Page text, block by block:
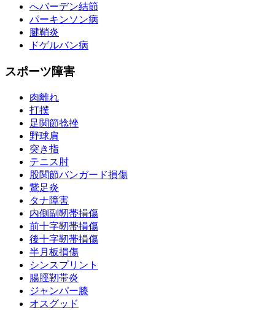
へバーデン結節
パーキンソン病
腱鞘炎
ドゲルバン病
スポーツ障害
肉離れ
打撲
足関節捻挫
野球肩
突き指
テニス肘
股関節バンガード損傷
鵞足炎
タナ障害
内側副靭帯損傷
前十字靭帯損傷
後十字靭帯損傷
半月板損傷
シンスプリント
腸脛靭帯炎
ジャンパー膝
オスグッド